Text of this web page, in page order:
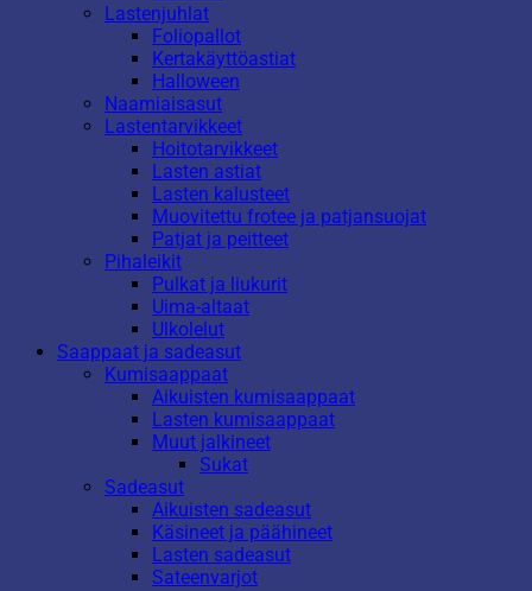
Lastenjuhlat
Foliopallot
Kertakäyttöastiat
Halloween
Naamiaisasut
Lastentarvikkeet
Hoitotarvikkeet
Lasten astiat
Lasten kalusteet
Muovitettu frotee ja patjansuojat
Patjat ja peitteet
Pihaleikit
Pulkat ja liukurit
Uima-altaat
Ulkolelut
Saappaat ja sadeasut
Kumisaappaat
Aikuisten kumisaappaat
Lasten kumisaappaat
Muut jalkineet
Sukat
Sadeasut
Aikuisten sadeasut
Käsineet ja päähineet
Lasten sadeasut
Sateenvarjot